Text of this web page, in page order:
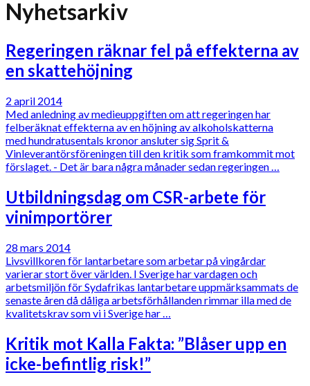
Nyhetsarkiv
Regeringen räknar fel på effekterna av
en skattehöjning
2 april 2014
Med anledning av medieuppgiften om att regeringen har
felberäknat effekterna av en höjning av alkoholskatterna
med hundratusentals kronor ansluter sig Sprit &
Vinleverantörsföreningen till den kritik som framkommit mot
förslaget. - Det är bara några månader sedan regeringen …
Utbildningsdag om CSR-arbete för
vinimportörer
28 mars 2014
Livsvillkoren för lantarbetare som arbetar på vingårdar
varierar stort över världen. I Sverige har vardagen och
arbetsmiljön för Sydafrikas lantarbetare uppmärksammats de
senaste åren då dåliga arbetsförhållanden rimmar illa med de
kvalitetskrav som vi i Sverige har …
Kritik mot Kalla Fakta: ”Blåser upp en
icke-befintlig risk!”